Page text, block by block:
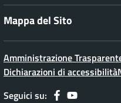
Mappa del Sito
Amministrazione
Dichiarazioni di accessibilità
Seguici su: